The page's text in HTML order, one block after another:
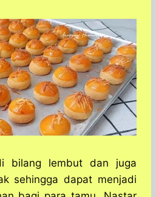
bilang lembut dan juga
sehingga dapat menjadi